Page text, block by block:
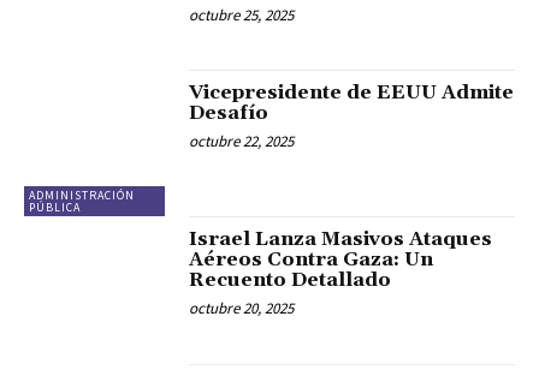
octubre 25, 2025
ADMINISTRACIÓN
PÚBLICA
Vicepresidente de EEUU Admite
Desafío
octubre 22, 2025
Israel Lanza Masivos Ataques
Aéreos Contra Gaza: Un
Recuento Detallado
octubre 20, 2025